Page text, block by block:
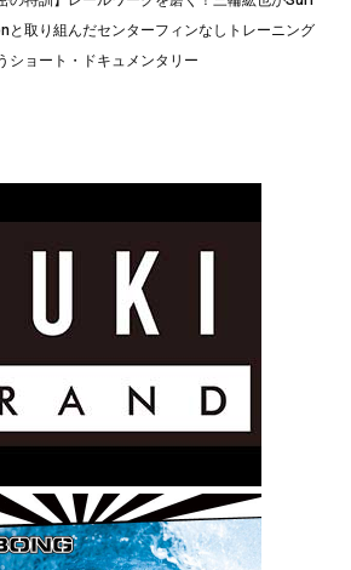
と取り組んだセンターフィンなしトレーニング
ショート・ドキュメンタリー